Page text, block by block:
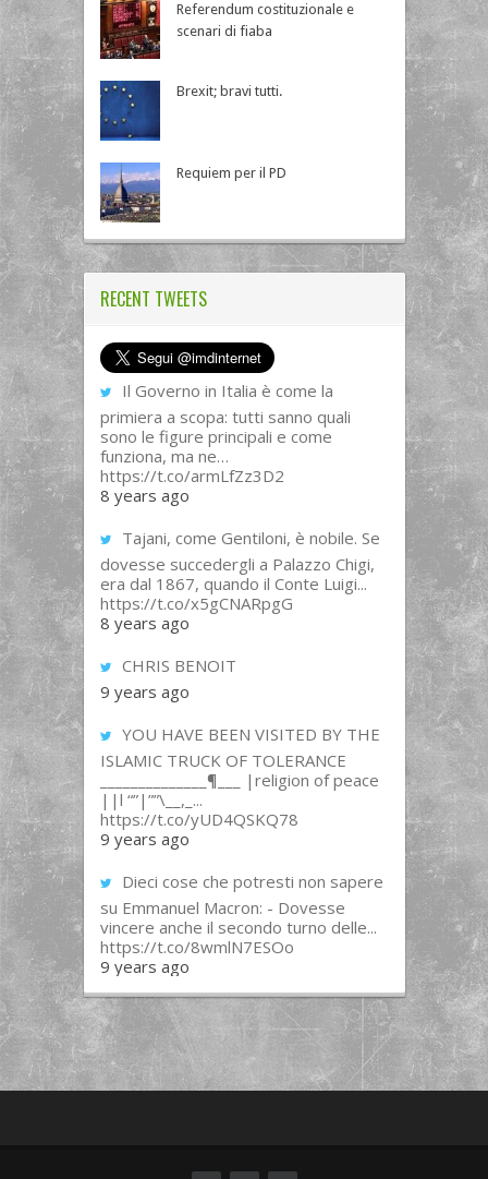
Referendum costituzionale e
scenari di fiaba
Brexit; bravi tutti.
Requiem per il PD
RECENT TWEETS
Il Governo in Italia è come la
primiera a scopa: tutti sanno quali
sono le figure principali e come
funziona, ma ne…
https://t.co/armLfZz3D2
8 years ago
Tajani, come Gentiloni, è nobile. Se
dovesse succedergli a Palazzo Chigi,
era dal 1867, quando il Conte Luigi...
https://t.co/x5gCNARpgG
8 years ago
CHRIS BENOIT
9 years ago
YOU HAVE BEEN VISITED BY THE
ISLAMIC TRUCK OF TOLERANCE
______________¶___ |religion of peace
||l “”|””\__,_...
https://t.co/yUD4QSKQ78
9 years ago
Dieci cose che potresti non sapere
su Emmanuel Macron: - Dovesse
vincere anche il secondo turno delle...
https://t.co/8wmlN7ESOo
9 years ago